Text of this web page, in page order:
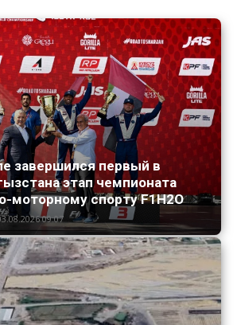
завершился первый в
этап чемпионата
моторному спорту F1H2O
09:07